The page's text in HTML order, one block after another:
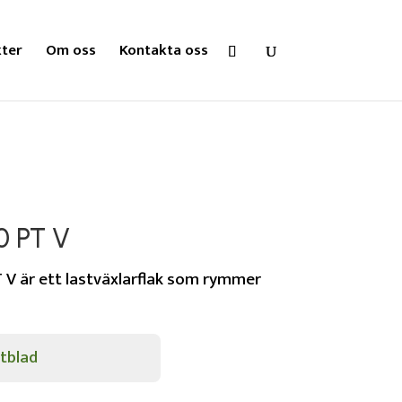
Om oss Kontakta oss
PT V
V är ett lastväxlarflak som rymmer